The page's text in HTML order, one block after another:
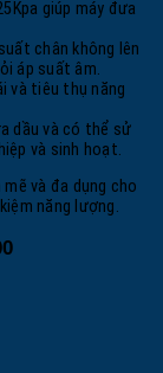
giúp máy đưa
chân không lên
áp suất âm.
và tiêu thụ năng
dầu và có thể sử
và sinh hoạt.
và đa dụng cho
năng lượng.